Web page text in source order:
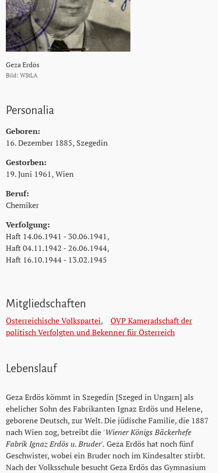
Geza Erdös
Bild: WStLA
Personalia
Geboren:
16. Dezember 1885, Szegedin
Gestorben:
19. Juni 1961, Wien
Beruf:
Chemiker
Verfolgung:
Haft 14.06.1941 - 30.06.1941,
Haft 04.11.1942 - 26.06.1944,
Haft 16.10.1944 - 13.02.1945
Mitgliedschaften
Österreichische Volkspartei, ÖVP Kameradschaft der
politisch Verfolgten und Bekenner für Österreich
Lebenslauf
Geza Erdös kömmt in Szegedin [Szeged in Ungarn] als
ehelicher Sohn des Fabrikanten Ignaz Erdös und Helene,
geborene Deutsch, zur Welt. Die jüdische Familie, die 1887
nach Wien zog, betreibt die 'Wiener Königs Bäckerhefe
Fabrik Ignaz Erdös u. Bruder'. Geza Erdös hat noch fünf
Geschwister, wobei ein Bruder noch im Kindesalter stirbt.
Nach der Volksschule besucht Geza Erdös das Gymnasium